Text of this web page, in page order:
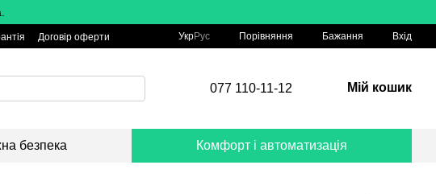
Договір оферти УкрРус Порівняння Бажання Вхід
077 110-11-12 Мій кошик
безпека Комфорт і автоматизація